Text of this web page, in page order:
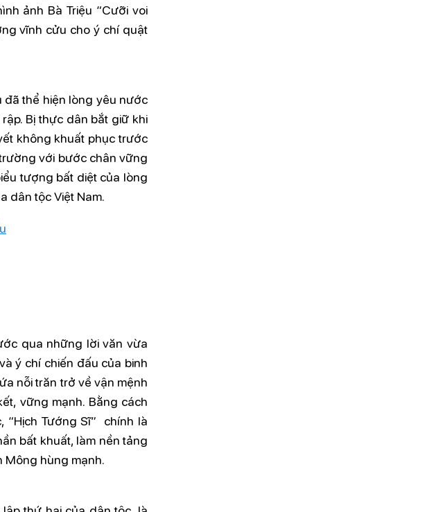
ảnh Bà Triệu “Cưỡi voi
vĩnh cửu cho ý chí quật
đã thể hiện lòng yêu nước
Bị thực dân bắt giữ khi
không khuất phục trước
với bước chân vững
tượng bất diệt của lòng
dân tộc Việt Nam.
qua những lời văn vừa
ý chí chiến đấu của binh
nỗi trăn trở về vận mệnh
vững mạnh. Bằng cách
“Hịch Tướng Sĩ” chính là
bất khuất, làm nền tảng
hùng mạnh.